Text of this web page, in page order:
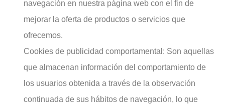
navegación en nuestra página web con el fin de
mejorar la oferta de productos o servicios que
ofrecemos.
Cookies de publicidad comportamental: Son aquellas
que almacenan información del comportamiento de
los usuarios obtenida a través de la observación
continuada de sus hábitos de navegación, lo que